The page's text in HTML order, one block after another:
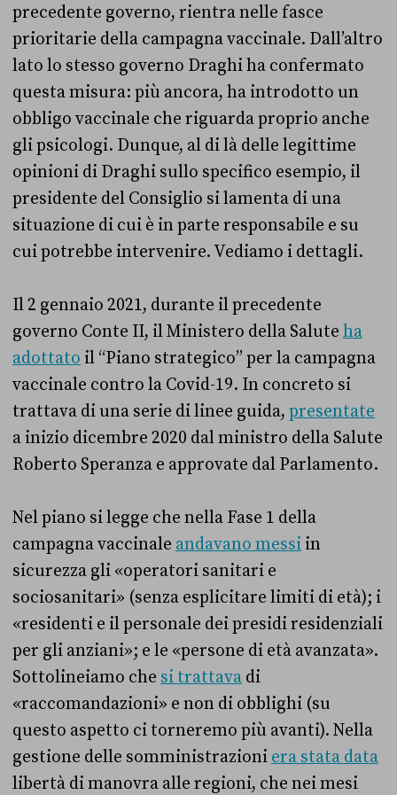
precedente governo, rientra nelle fasce
prioritarie della campagna vaccinale. Dall’altro
lato lo stesso governo Draghi ha confermato
questa misura: più ancora, ha introdotto un
obbligo vaccinale che riguarda proprio anche
gli psicologi. Dunque, al di là delle legittime
opinioni di Draghi sullo specifico esempio, il
presidente del Consiglio si lamenta di una
situazione di cui è in parte responsabile e su
cui potrebbe intervenire. Vediamo i dettagli.
Il 2 gennaio 2021, durante il precedente
governo Conte II, il Ministero della Salute ha
adottato il “Piano strategico” per la campagna
vaccinale contro la Covid-19. In concreto si
trattava di una serie di linee guida, presentate
a inizio dicembre 2020 dal ministro della Salute
Roberto Speranza e approvate dal Parlamento.
Nel piano si legge che nella Fase 1 della
campagna vaccinale andavano messi in
sicurezza gli «operatori sanitari e
sociosanitari» (senza esplicitare limiti di età); i
«residenti e il personale dei presidi residenziali
per gli anziani»; e le «persone di età avanzata».
Sottolineiamo che si trattava di
«raccomandazioni» e non di obblighi (su
questo aspetto ci torneremo più avanti). Nella
gestione delle somministrazioni era stata data
libertà di manovra alle regioni, che nei mesi